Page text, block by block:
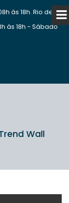
às 18h. Rio de
às 18h - Sábado
Wall